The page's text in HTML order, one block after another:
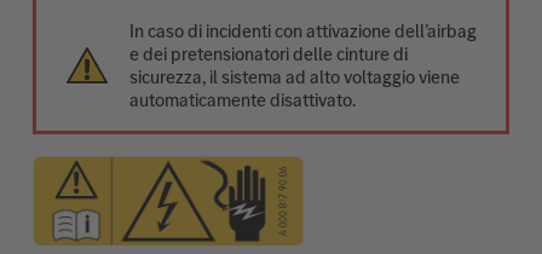
In caso di incidenti con attivazione dell’airbag
e dei pretensionatori delle cinture di
sicurezza, il sistema ad alto voltaggio viene
automaticamente disattivato.